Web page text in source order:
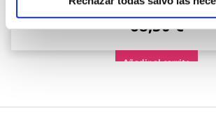
98,65 €
68,50 €
Añadir al carrito